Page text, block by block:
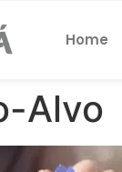
Home
Alvo